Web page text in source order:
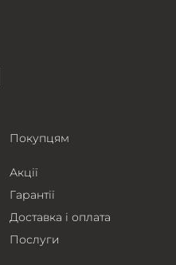
Покупцям
Акції
Гарантії
Доставка і оплата
Послуги